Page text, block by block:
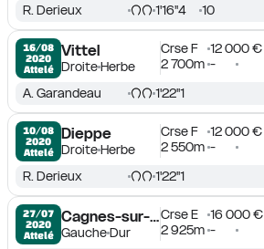
R. Derieux 1'16''4 10
16/08
2020
Attelé
Vittel
DroiteHerbe
Crse F
12 000 €
2 700m -
A. Garandeau 1'22''1
10/08
2020
Attelé
Dieppe
DroiteHerbe
Crse F
12 000 €
2 550m -
R. Derieux 1'22''1
27/07
2020
Attelé
Cagnes-sur-Mer
GaucheDur
Crse E
16 000 €
2 925m -